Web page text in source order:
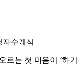
자수계식
르는 첫 마음이 ‘하기